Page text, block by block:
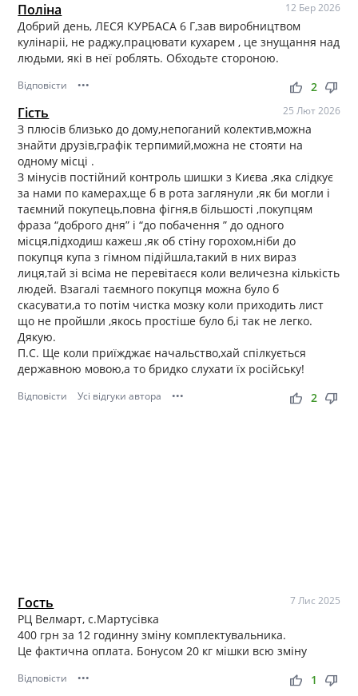
Поліна 12 Бер 2026
Добрий день, ЛЕСЯ КУРБАСА 6 Г,зав виробництвом
кулінаріі, не раджу,працювати кухарем , це знущання над
людьми, які в неї роблять. Обходьте стороною.
Відповісти ••• thumb_up thumb_down
2
Гість 25 Лют 2026
З плюсів близько до дому,непоганий колектив,можна
знайти друзів,графік терпимий,можна не стояти на
одному місці .
З мінусів постійний контроль шишки з Києва ,яка слідкує
за нами по камерах,ще б в рота заглянули ,як би могли і
таємний покупець,повна фігня,в більшості ,покупцям
фраза “доброго дня” і “до побачення ” до одного
місця,підходиш кажеш ,як об стіну горохом,ніби до
покупця купа з гімном підійшла,такий в них вираз
лиця,тай зі всіма не перевітаєся коли величезна кількість
людей. Взагалі таємного покупця можна було б
скасувати,а то потім чистка мозку коли приходить лист
що не пройшли ,якось простіше було б,і так не легко.
Дякую.
П.С. Ще коли приїжджає начальство,хай спілкується
державною мовою,а то бридко слухати їх російську!
Відповісти Усі відгуки автора ••• thumb_up thumb_down
2
Гость 7 Лис 2025
РЦ Велмарт, с.Мартусівка
400 грн за 12 годинну зміну комплектувальника.
Це фактична оплата. Бонусом 20 кг мішки всю зміну
Відповісти ••• thumb_up thumb_down
1